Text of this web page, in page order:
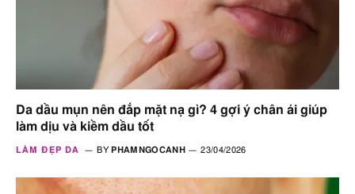
Da dầu mụn nên đắp mặt nạ gì? 4 gợi ý chân ái giúp
làm dịu và kiềm dầu tốt
LÀM ĐẸP DA BY PHAMNGOCANH 23/04/2026